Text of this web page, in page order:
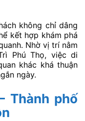
không chỉ dâng
kết hợp khám phá
Nhờ vị trí nằm
Phú Thọ, việc di
khác khá thuận
ngày.
Thành phố